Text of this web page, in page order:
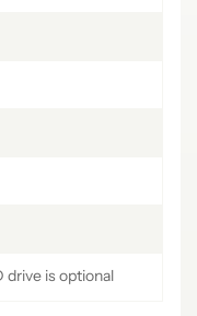
drive is optional